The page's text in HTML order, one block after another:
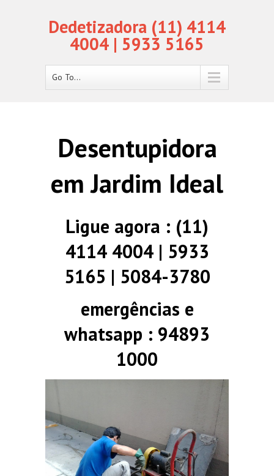
Dedetizadora (11) 4114
4004 | 5933 5165
Go To...
Desentupidora
em Jardim Ideal
Ligue agora : (11)
4114 4004 | 5933
5165 | 5084-3780
emergências e
whatsapp : 94893
1000